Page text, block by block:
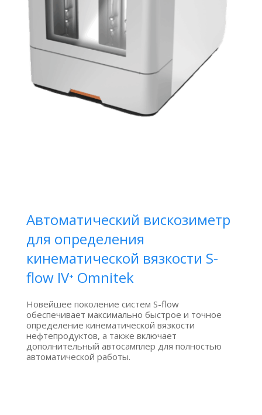
Автоматический вискозиметр
для определения
кинематической вязкости S-
flow IV⁺ Omnitek
Новейшее поколение систем S-flow
обеспечивает максимально быстрое и точное
определение кинематической вязкости
нефтепродуктов, а также включает
дополнительный автосамплер для полностью
автоматической работы.